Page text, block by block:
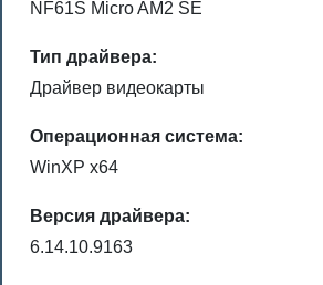
NF61S Micro AM2 SE
Тип драйвера:
Драйвер видеокарты
Операционная система:
WinXP x64
Версия драйвера:
6.14.10.9163